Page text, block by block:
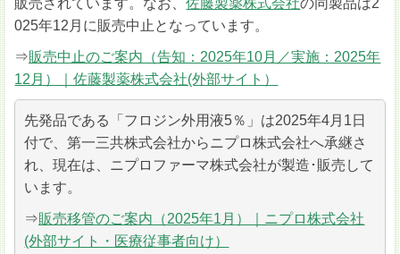
025年12月に販売中止となっています。
⇒販売中止のご案内（告知：2025年10月／実施：2025年
12月）｜佐藤製薬株式会社(外部サイト）
先発品である「フロジン外用液5％」は2025年4月1日
付で、第一三共株式会社からニプロ株式会社へ承継さ
れ、現在は、ニプロファーマ株式会社が製造･販売して
います。
⇒販売移管のご案内（2025年1月）｜ニプロ株式会社
(外部サイト・医療従事者向け）